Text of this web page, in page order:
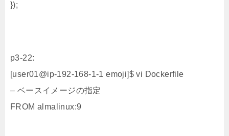
});
p3-22:
[user01@ip-192-168-1-1 emoji]$ vi Dockerfile
– ベースイメージの指定
FROM almalinux:9